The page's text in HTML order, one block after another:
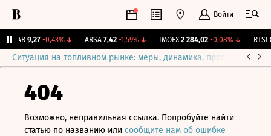
Войти
9,27 -0,43%↓ ARSA 7,42 -1,59%↓ IMOEX 2 284,02 -0,08% ↓ RTSI
Ситуация на топливном рынке: меры, динамика, прогнозы
404
Возможно, неправильная ссылка. Попробуйте найти
статью по названию или сообщите нам об ошибке